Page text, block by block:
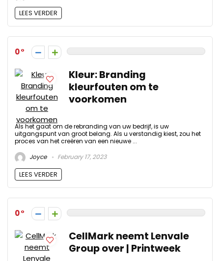
LEES VERDER
0
Kleur: Branding
kleurfouten om te
voorkomen
Als het gaat om de rebranding van uw bedrijf, is uw
uitgangspunt van groot belang. Als u verstandig kiest, zou het
proces van het creëren van een nieuwe ...
Joyce
February 17, 2023
LEES VERDER
0
CellMark neemt Lenvale
Group over | Printweek